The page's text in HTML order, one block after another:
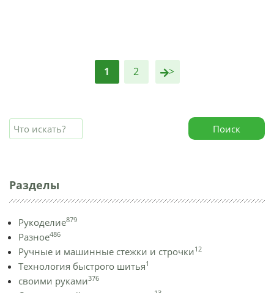
1 2 >
Поиск
Разделы
Рукоделие879
Разное486
Ручные и машинные стежки и строчки12
Технология быстрого шитья1
своими руками376